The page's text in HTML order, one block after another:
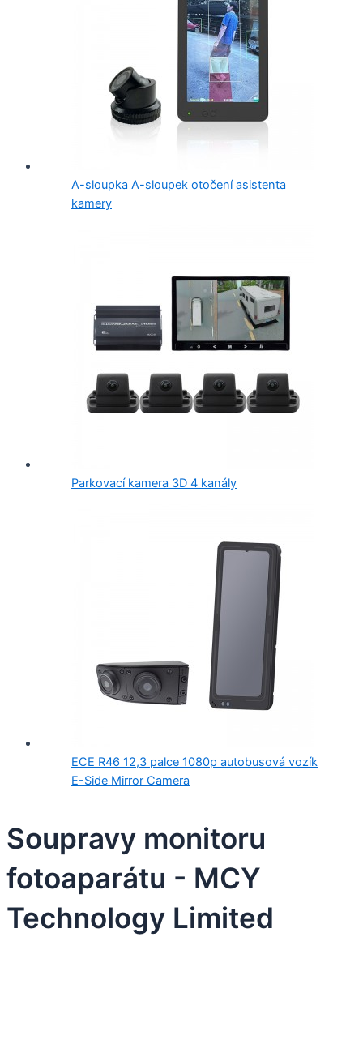
A-sloupka A-sloupek otočení asistenta
kamery
Parkovací kamera 3D 4 kanály
ECE R46 12,3 palce 1080p autobusová vozík
E-Side Mirror Camera
Soupravy monitoru
fotoaparátu - MCY
Technology Limited